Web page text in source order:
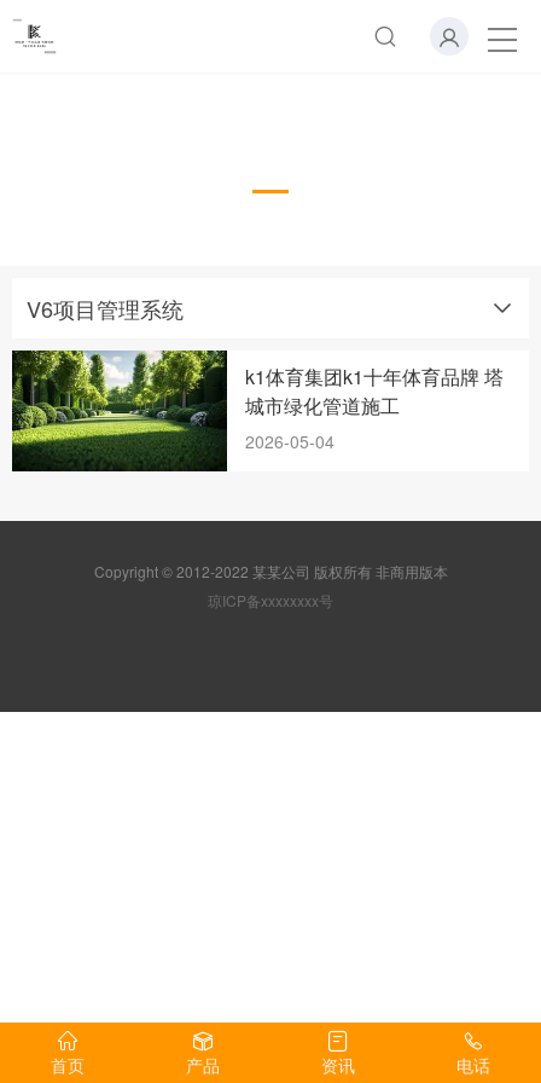
V6项目管理系统
k1体育集团k1十年体育品牌 塔
城市绿化管道施工
2026-05-04
Copyright © 2012-2022 某某公司 版权所有 非商用版本
琼ICP备xxxxxxxx号
首页 产品 资讯 电话